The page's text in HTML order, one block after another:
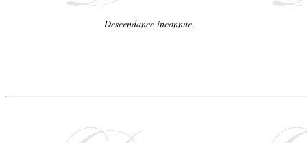
Descendance inconnue.